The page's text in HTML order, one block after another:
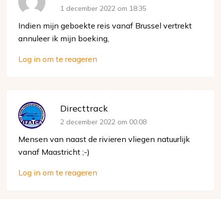
1 december 2022 om 18:35
Indien mijn geboekte reis vanaf Brussel vertrekt
annuleer ik mijn boeking,
Log in om te reageren
Directtrack
2 december 2022 om 00:08
Mensen van naast de rivieren vliegen natuurlijk
vanaf Maastricht ;-)
Log in om te reageren